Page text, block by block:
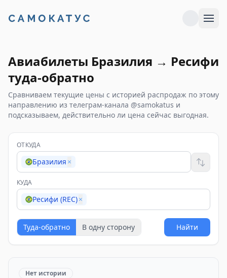
Авиабилеты Бразилия → Ресифи
туда-обратно
Сравниваем текущие цены с историей распродаж по этому
направлению из телеграм-канала @samokatus и
подсказываем, действительно ли цена сейчас выгодная.
ОТКУДА
Бразилия ×
КУДА
Ресифи (REC)×
Туда-обратно В одну сторону Найти
Нет истории